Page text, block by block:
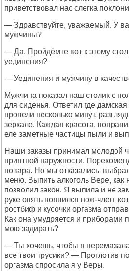
приветствовал нас слегка
— Здравствуйте, уважаемый. У
мужчины?
— Да. Пройдёмте вот к этому
уединения?
— Уединения и мужчину в
Мужчина показал наш столик с
для сиденья. Ответил где
провели несколько минут,
зеркале. Каждая красота,
еле заметные частицы пыли и
Наши заказы принимал молодой
приятной наружности.
повара. Но мы отказались,
меню. Выпить алкоголь Вере,
позволил закон. Я выпила и не
руке опять появился нож-член,
ростбиф и кусочки оргазма
Как она умудряется и приборами
мою задирать?
— Ты хочешь, чтобы я
все твои трусики? — Проглотив
оргазма спросила я у Веры.